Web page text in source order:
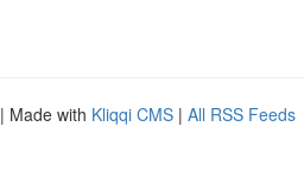
| Made with Kliqqi CMS | All RSS Feeds